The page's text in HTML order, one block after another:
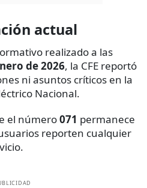
actual
realizado a las
de 2026, la CFE reportó
ni asuntos críticos en la
Nacional.
el número071 permanece
reporten cualquier